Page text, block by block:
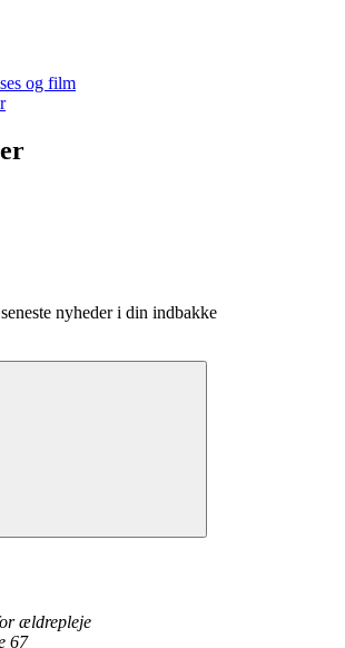
og film
nyheder i din indbakke
ældrepleje
67